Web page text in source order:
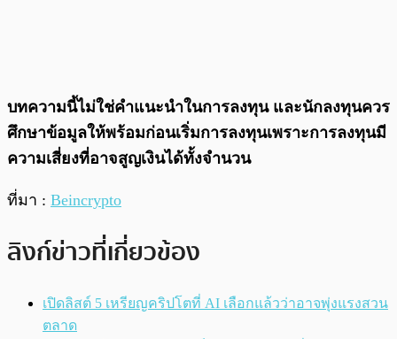
บทความนี้ไม่ใช่คำแนะนำในการลงทุน และนักลงทุนควร
ศึกษาข้อมูลให้พร้อมก่อนเริ่มการลงทุนเพราะการลงทุนมี
ความเสี่ยงที่อาจสูญเงินได้ทั้งจำนวน
ที่มา : Beincrypto
ลิงก์ข่าวที่เกี่ยวข้อง
เปิดลิสต์ 5 เหรียญคริปโตที่ AI เลือกแล้วว่าอาจพุ่งแรงสวน
ตลาด